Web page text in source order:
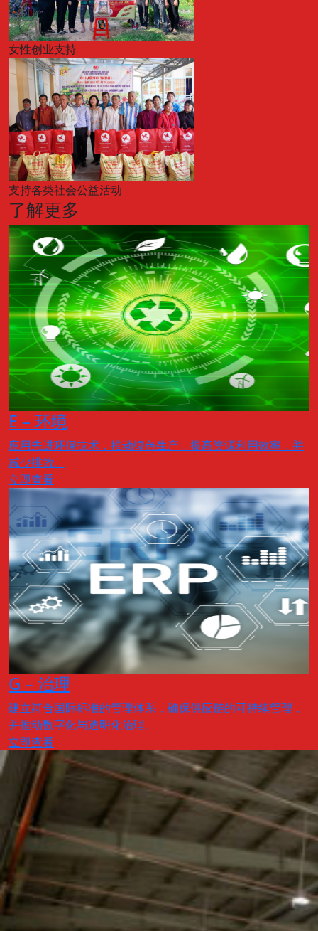
女性创业支持
支持各类社会公益活动
了解更多
E – 环境
应用先进环保技术，推动绿色生产，提高资源利用效率，并
减少排放。
立即查看
G – 治理
建立符合国际标准的管理体系，确保供应链的可持续管理，
并推动数字化与透明化治理.
立即查看